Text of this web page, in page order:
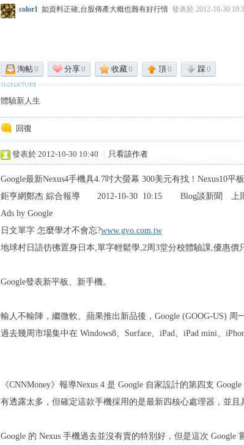
color1 如資料正確,台股傳產大概也難有好行情 發表於 2012-10-30
淘帖0 分享0 收藏0 頂0 踩0
體驗新人生
回復
發表於 2012-10-30 10:40 | 只看該作者
Google最新Nexus4手機具4.7吋大螢幕 300美元有找！Nexus10平
鉅亨網鄭杰 綜合報導 2012-10-30 10:15 Blog談新聞 上
Ads by Google
日文單字 怎麼學才不會忘?www.gvo.com.tw
地球村日語彷彿置身日本,單字輕鬆學,2周3堂分校體驗課,優惠價
Google發表新平板、新手機。
輸人不輸陣，繼微軟、蘋果推出新品後，Google (GOOG-US)
過去幾周市場集中在 Windows8、Surface、iPad、iPad mini、
《CNNMoney》報導Nexus 4 是 Google 自家設計的第四支
有透露太多，但確定這款手機採用的是最新四核心處理器，並且
Google 的 Nexus 手機過去並沒有賣的特別好，但是這次